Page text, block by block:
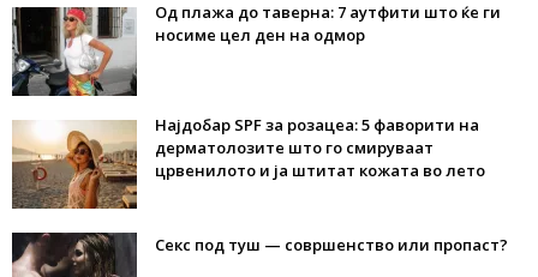
Од плажа до таверна: 7 аутфити што ќе ги
носиме цел ден на одмор
Најдобар SPF за розацеа: 5 фаворити на
дерматолозите што го смируваат
црвенилото и ја штитат кожата во лето
Секс под туш — совршенство или пропаст?